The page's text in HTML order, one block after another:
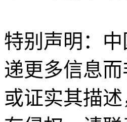
特别声明：
递更多信息
或证实其描